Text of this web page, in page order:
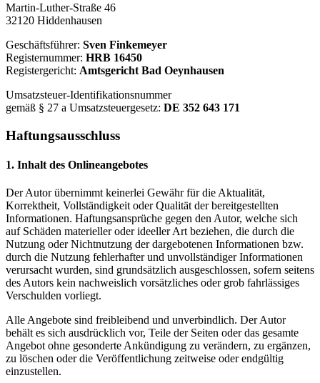
Martin-Luther-Straße 46
32120 Hiddenhausen
Geschäftsführer: Sven Finkemeyer
Registernummer: HRB 16450
Registergericht: Amtsgericht Bad Oeynhausen
Umsatzsteuer-Identifikationsnummer
gemäß § 27 a Umsatzsteuergesetz: DE 352 643 171
Haftungsausschluss
1. Inhalt des Onlineangebotes
Der Autor übernimmt keinerlei Gewähr für die Aktualität,
Korrektheit, Vollständigkeit oder Qualität der bereitgestellten
Informationen. Haftungsansprüche gegen den Autor, welche sich
auf Schäden materieller oder ideeller Art beziehen, die durch die
Nutzung oder Nichtnutzung der dargebotenen Informationen bzw.
durch die Nutzung fehlerhafter und unvollständiger Informationen
verursacht wurden, sind grundsätzlich ausgeschlossen, sofern seitens
des Autors kein nachweislich vorsätzliches oder grob fahrlässiges
Verschulden vorliegt.
Alle Angebote sind freibleibend und unverbindlich. Der Autor
behält es sich ausdrücklich vor, Teile der Seiten oder das gesamte
Angebot ohne gesonderte Ankündigung zu verändern, zu ergänzen,
zu löschen oder die Veröffentlichung zeitweise oder endgültig
einzustellen.